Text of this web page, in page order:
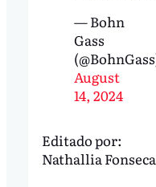
— Bohn
Gass
August
14, 2024
Editado por:
Nathallia Fonseca